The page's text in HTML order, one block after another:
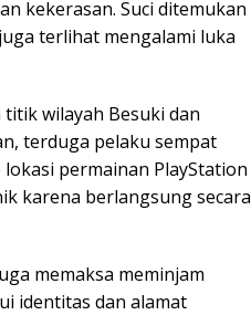
kekerasan. Suci ditemukan
terlihat mengalami luka
wilayah Besuki dan
terduga pelaku sempat
permainan PlayStation
karena berlangsung secara
memaksa meminjam
identitas dan alamat